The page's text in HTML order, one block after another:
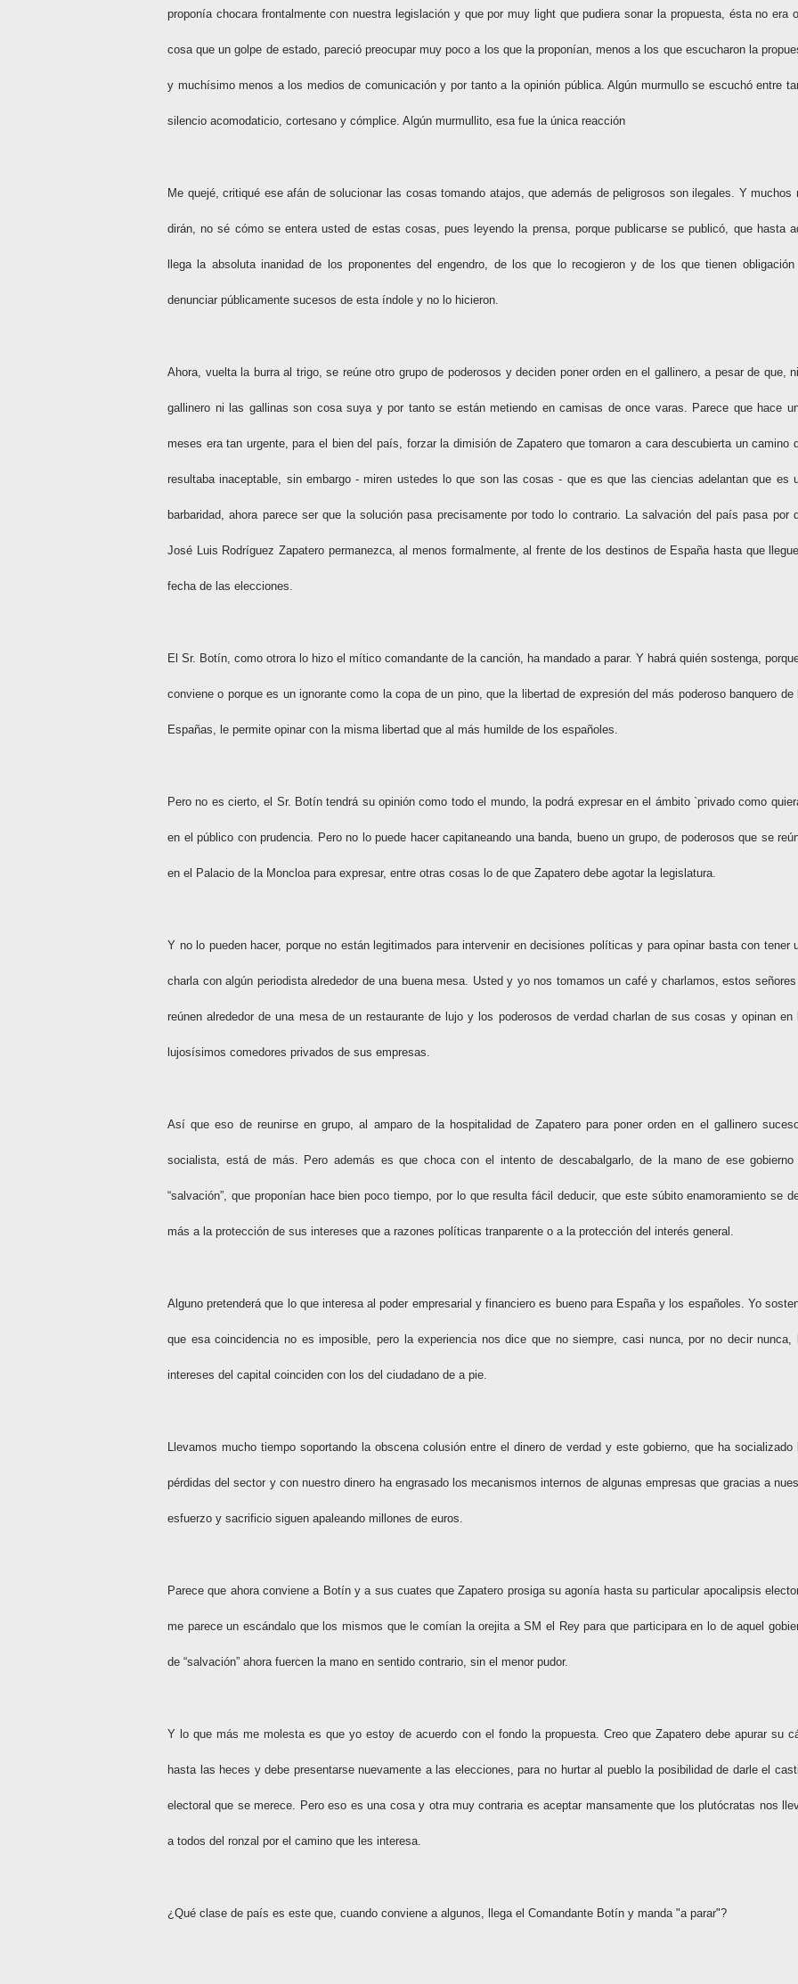
proponía chocara frontalmente con nuestra legislación y que por muy light que pudiera sonar la propuesta, ésta no era
cosa que un golpe de estado, pareció preocupar muy poco a los que la proponían, menos a los que escucharon la
y muchísimo menos a los medios de comunicación y por tanto a la opinión pública. Algún murmullo se escuchó entre
silencio acomodaticio, cortesano y cómplice. Algún murmullito, esa fue la única reacción
Me quejé, critiqué ese afán de solucionar las cosas tomando atajos, que además de peligrosos son ilegales. Y muchos
dirán, no sé cómo se entera usted de estas cosas, pues leyendo la prensa, porque publicarse se publicó, que hasta
llega la absoluta inanidad de los proponentes del engendro, de los que lo recogieron y de los que tienen obligación
denunciar públicamente sucesos de esta índole y no lo hicieron.
Ahora, vuelta la burra al trigo, se reúne otro grupo de poderosos y deciden poner orden en el gallinero, a pesar de que,
gallinero ni las gallinas son cosa suya y por tanto se están metiendo en camisas de once varas. Parece que hace
meses era tan urgente, para el bien del país, forzar la dimisión de Zapatero que tomaron a cara descubierta un camino
resultaba inaceptable, sin embargo - miren ustedes lo que son las cosas - que es que las ciencias adelantan que es
barbaridad, ahora parece ser que la solución pasa precisamente por todo lo contrario. La salvación del país pasa por
José Luis Rodríguez Zapatero permanezca, al menos formalmente, al frente de los destinos de España hasta que
fecha de las elecciones.
El Sr. Botín, como otrora lo hizo el mítico comandante de la canción, ha mandado a parar. Y habrá quién sostenga,
conviene o porque es un ignorante como la copa de un pino, que la libertad de expresión del más poderoso banquero de
Españas, le permite opinar con la misma libertad que al más humilde de los españoles.
Pero no es cierto, el Sr. Botín tendrá su opinión como todo el mundo, la podrá expresar en el ámbito `privado como
en el público con prudencia. Pero no lo puede hacer capitaneando una banda, bueno un grupo, de poderosos que se
en el Palacio de la Moncloa para expresar, entre otras cosas lo de que Zapatero debe agotar la legislatura.
Y no lo pueden hacer, porque no están legitimados para intervenir en decisiones políticas y para opinar basta con tener
charla con algún periodista alrededor de una buena mesa. Usted y yo nos tomamos un café y charlamos, estos
reúnen alrededor de una mesa de un restaurante de lujo y los poderosos de verdad charlan de sus cosas y opinan en
lujosísimos comedores privados de sus empresas.
Así que eso de reunirse en grupo, al amparo de la hospitalidad de Zapatero para poner orden en el gallinero
socialista, está de más. Pero además es que choca con el intento de descabalgarlo, de la mano de ese gobierno
“salvación”, que proponían hace bien poco tiempo, por lo que resulta fácil deducir, que este súbito enamoramiento se
más a la protección de sus intereses que a razones políticas tranparente o a la protección del interés general.
Alguno pretenderá que lo que interesa al poder empresarial y financiero es bueno para España y los españoles. Yo
que esa coincidencia no es imposible, pero la experiencia nos dice que no siempre, casi nunca, por no decir nunca,
intereses del capital coinciden con los del ciudadano de a pie.
Llevamos mucho tiempo soportando la obscena colusión entre el dinero de verdad y este gobierno, que ha socializado
pérdidas del sector y con nuestro dinero ha engrasado los mecanismos internos de algunas empresas que gracias a
esfuerzo y sacrificio siguen apaleando millones de euros.
Parece que ahora conviene a Botín y a sus cuates que Zapatero prosiga su agonía hasta su particular apocalipsis
me parece un escándalo que los mismos que le comían la orejita a SM el Rey para que participara en lo de aquel
de “salvación” ahora fuercen la mano en sentido contrario, sin el menor pudor.
Y lo que más me molesta es que yo estoy de acuerdo con el fondo la propuesta. Creo que Zapatero debe apurar su
hasta las heces y debe presentarse nuevamente a las elecciones, para no hurtar al pueblo la posibilidad de darle el
electoral que se merece. Pero eso es una cosa y otra muy contraria es aceptar mansamente que los plutócratas nos
a todos del ronzal por el camino que les interesa.
¿Qué clase de país es este que, cuando conviene a algunos, llega el Comandante Botín y manda "a parar"?